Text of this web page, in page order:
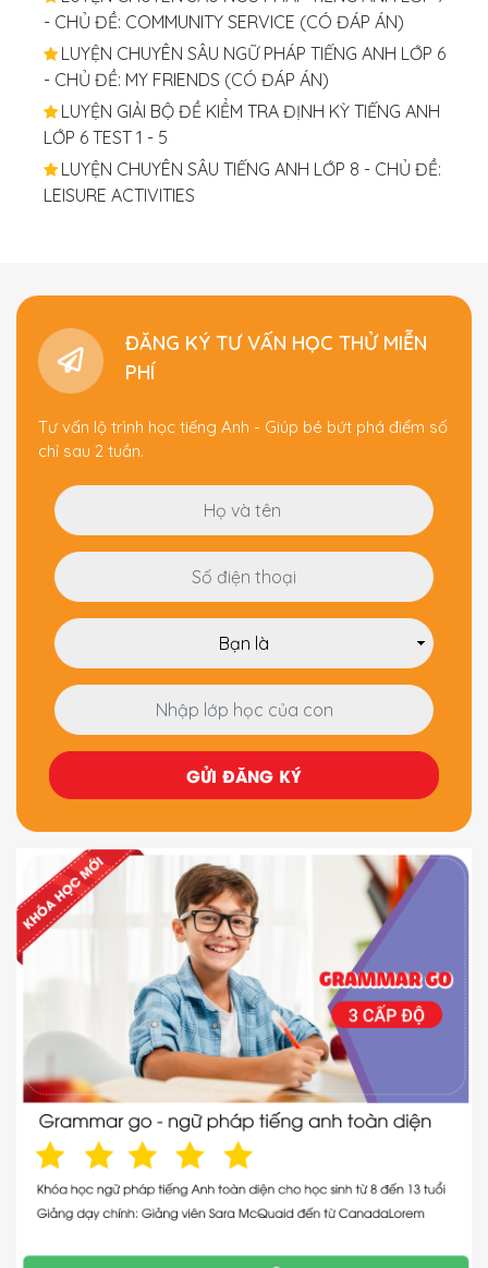
- CHỦ ĐỀ: COMMUNITY SERVICE (CÓ ĐÁP ÁN)
LUYỆN CHUYÊN SÂU NGỮ PHÁP TIẾNG ANH LỚP 6
- CHỦ ĐỀ: MY FRIENDS (CÓ ĐÁP ÁN)
LUYỆN GIẢI BỘ ĐỀ KIỂM TRA ĐỊNH KỲ TIẾNG ANH
LỚP 6 TEST 1 - 5
LUYỆN CHUYÊN SÂU TIẾNG ANH LỚP 8 - CHỦ ĐỀ:
LEISURE ACTIVITIES
ĐĂNG KÝ TƯ VẤN HỌC THỬ MIỄN
PHÍ
Tư vấn lộ trình học tiếng Anh - Giúp bé bứt phá điểm số
chỉ sau 2 tuần.
GỬI ĐĂNG KÝ